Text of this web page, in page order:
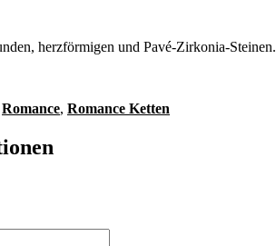
herzförmigen und Pavé-Zirkonia-Steinen.
Romance, Romance Ketten